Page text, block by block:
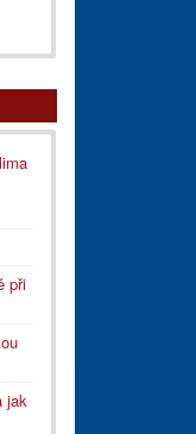
při
jak